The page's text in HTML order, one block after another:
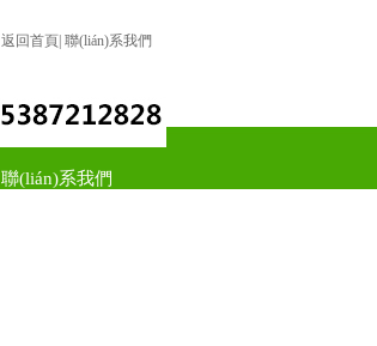
返回首頁 聯(lián)系我們
聯(lián)系我們